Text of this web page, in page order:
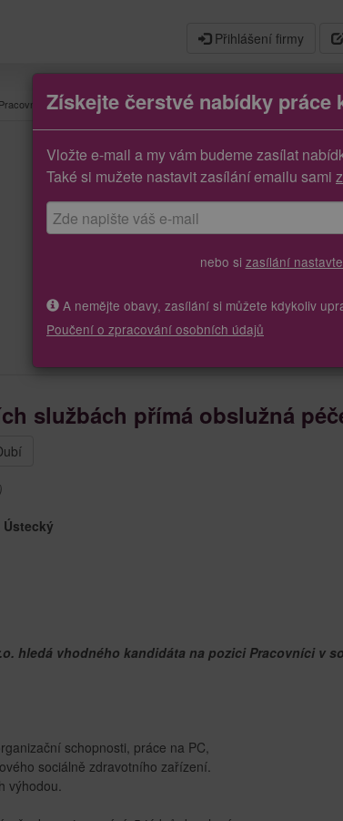
Přihlášení firmy
v sociálních službách přímá obslužná péče
službách přímá obslužná
Ústecký
hledá vhodného kandidáta na pozici Pracovníci v
schopnosti, práce na PC,
sociálně zdravotního zařízení.
výhodou.
Získejte čerstvé nabídky práce
Vložte e-mail a my vám budeme zasílat
Také si mužete nastavit zasílání emailu sami
nebo si zasílání
A nemějte obavy, zasílání si můžete kdykoliv
Poučení o zpracování osobních údajů